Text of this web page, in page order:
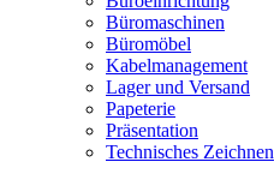
Büromaschinen
Büromöbel
Kabelmanagement
Lager und Versand
Papeterie
Präsentation
Technisches Zeichnen